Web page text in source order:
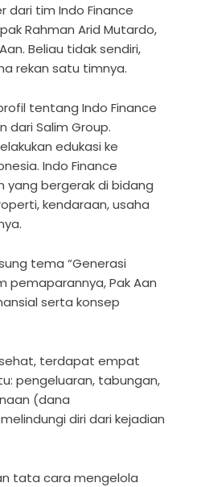
dari tim Indo Finance
Rahman Arid Mutardo,
Beliau tidak sendiri,
rekan satu timnya.
tentang Indo Finance
dari Salim Group.
edukasi ke
Indo Finance
yang bergerak di bidang
kendaraan, usaha
tema “Generasi
pemaparannya, Pak Aan
serta konsep
terdapat empat
pengeluaran, tabungan,
(dana
diri dari kejadian
tata cara mengelola